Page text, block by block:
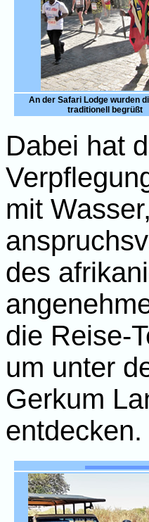
An der Safari Lodge wurden
traditionell begrüßt
Dabei hat
mit
des
die Reise-
um unter
Gerkum
entdecken.